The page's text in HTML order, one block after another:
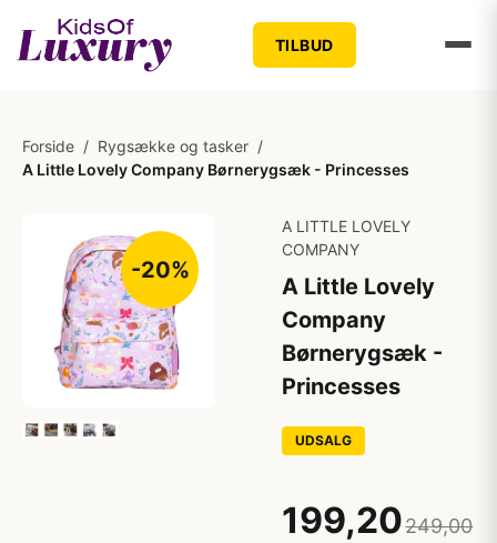
TILBUD
Forside / Rygsække og tasker /
A Little Lovely Company Børnerygsæk - Princesses
-20%
A LITTLE LOVELY
COMPANY
A Little Lovely
Company
Børnerygsæk -
Princesses
UDSALG
199,20249,00